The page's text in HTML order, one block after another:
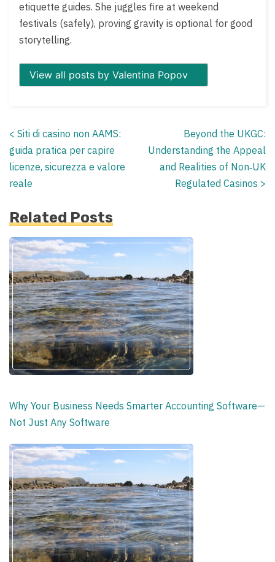
etiquette guides. She juggles fire at weekend
festivals (safely), proving gravity is optional for good
storytelling.
View all posts by Valentina Popov
Posts
navigation
< Siti di casino non AAMS:
guida pratica per capire
licenze, sicurezza e valore
reale
Beyond the UKGC:
Understanding the Appeal
and Realities of Non‑UK
Regulated Casinos >
Related Posts
Why Your Business Needs Smarter Accounting Software—
Not Just Any Software